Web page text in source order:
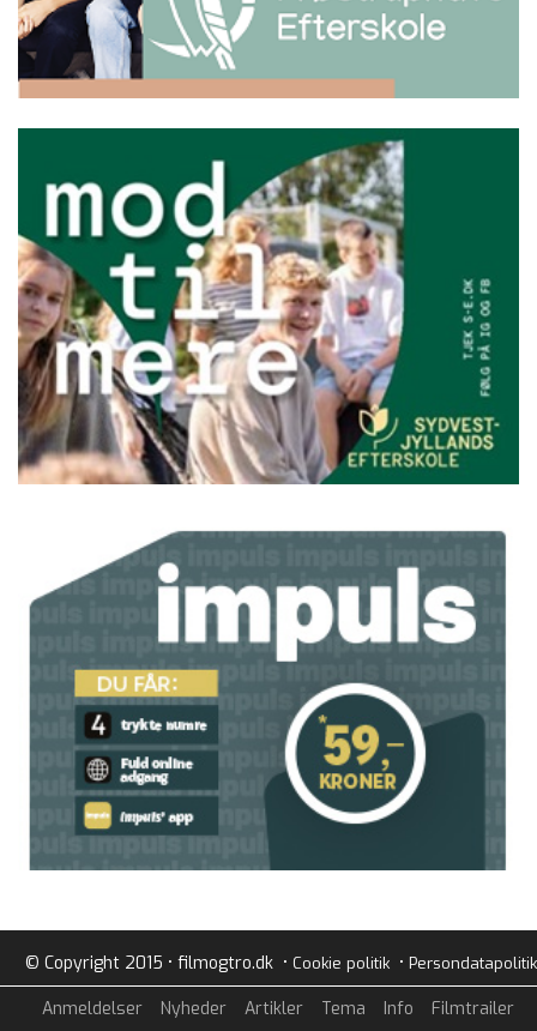
© Copyright 2015 • filmogtro.dk • Cookie politik• Persondatapolitik
Anmeldelser Nyheder Artikler Tema Info Filmtrailer